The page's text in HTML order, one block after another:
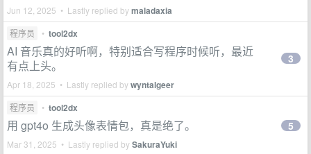
Jun 12, 2025 • Lastly replied bymaladaxia
程序员 • tool2dx
AI 音乐真的好听啊，特别适合写程序时候听，最近
有点上头。
Apr 18, 2025 • Lastly replied bywyntalgeer
3
程序员 • tool2dx
用 gpt4o 生成头像表情包，真是绝了。
Mar 31, 2025 • Lastly replied bySakuraYuki
5